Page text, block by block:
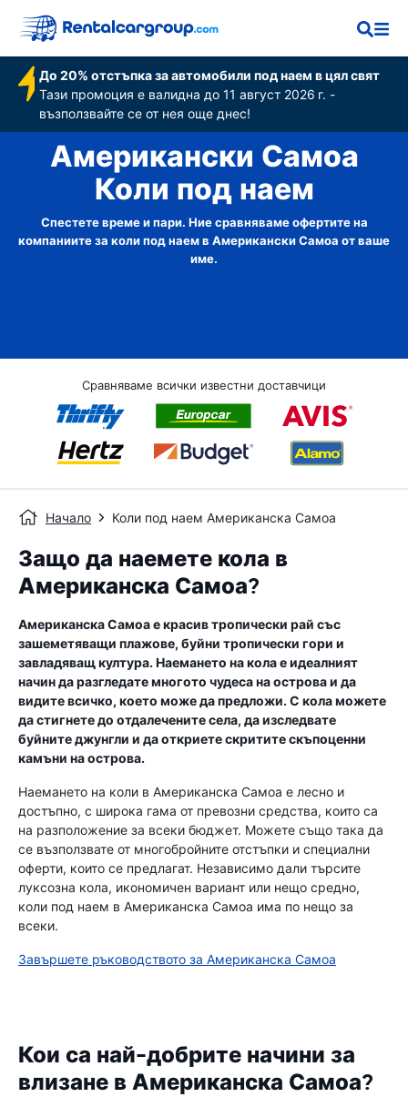
До 20% отстъпка за автомобили под наем в цял свят
Тази промоция е валидна до 11 август 2026 г. -
възползвайте се от нея още днес!
Американски Самоа
Коли под наем
Спестете време и пари. Ние сравняваме офертите на
компаниите за коли под наем в Американски Самоа от ваше
име.
Сравняваме всички известни доставчици
Начало Коли под наем Американска Самоа
Защо да наемете кола в
Американска Самоа?
Американска Самоа е красив тропически рай със
зашеметяващи плажове, буйни тропически гори и
завладяващ култура. Наемането на кола е идеалният
начин да разгледате многото чудеса на острова и да
видите всичко, което може да предложи. С кола можете
да стигнете до отдалечените села, да изследвате
буйните джунгли и да откриете скритите скъпоценни
камъни на острова.
Наемането на коли в Американска Самоа е лесно и
достъпно, с широка гама от превозни средства, които са
на разположение за всеки бюджет. Можете също така да
се възползвате от многобройните отстъпки и специални
оферти, които се предлагат. Независимо дали търсите
луксозна кола, икономичен вариант или нещо средно,
коли под наем в Американска Самоа има по нещо за
всеки.
Завършете ръководството за Американска Самоа
Кои са най-добрите начини за
влизане в Американска Самоа?